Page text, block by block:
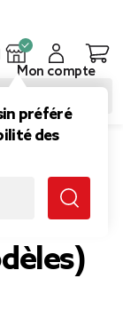
préféré
des
Mon compte
beige